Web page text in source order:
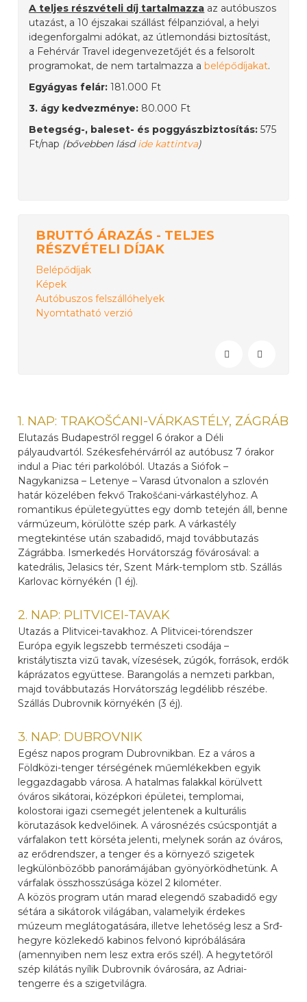
A teljes részvételi díj tartalmazza az autóbuszos
utazást, a 10 éjszakai szállást félpanzióval, a helyi
idegenforgalmi adókat, az útlemondási biztosítást,
a Fehérvár Travel idegenvezetőjét és a felsorolt
programokat, de nem tartalmazza abelépődíjakat.
Egyágyas felár: 181.000 Ft
3. ágy kedvezménye: 80.000 Ft
Betegség-, baleset- és poggyászbiztosítás: 575
Ft/nap (bővebben lásdide kattintva)
BRUTTÓ ÁRAZÁS - TELJES
RÉSZVÉTELI DÍJAK
Belépődíjak
Képek
Autóbuszos felszállóhelyek
Nyomtatható verzió
1. NAP: TRAKOŠĆANI-VÁRKASTÉLY, ZÁGRÁB
Elutazás Budapestről reggel 6 órakor a Déli
pályaudvartól. Székesfehérvárról az autóbusz 7 órakor
indul a Piac téri parkolóból. Utazás a Siófok –
Nagykanizsa – Letenye – Varasd útvonalon a szlovén
határ közelében fekvő Trakošćani-várkastélyhoz. A
romantikus épületegyüttes egy domb tetején áll, benne
vármúzeum, körülötte szép park. A várkastély
megtekintése után szabadidő, majd továbbutazás
Zágrábba. Ismerkedés Horvátország fővárosával: a
katedrális, Jelasics tér, Szent Márk-templom stb. Szállás
Karlovac környékén (1 éj).
2. NAP: PLITVICEI-TAVAK
Utazás a Plitvicei-tavakhoz. A Plitvicei-tórendszer
Európa egyik legszebb természeti csodája –
kristálytiszta vizű tavak, vízesések, zúgók, források, erdők
káprázatos együttese. Barangolás a nemzeti parkban,
majd továbbutazás Horvátország legdélibb részébe.
Szállás Dubrovnik környékén (3 éj).
3. NAP: DUBROVNIK
Egész napos program Dubrovnikban. Ez a város a
Földközi-tenger térségének műemlékekben egyik
leggazdagabb városa. A hatalmas falakkal körülvett
óváros sikátorai, középkori épületei, templomai,
kolostorai igazi csemegét jelentenek a kulturális
körutazások kedvelőinek. A városnézés csúcspontját a
várfalakon tett körséta jelenti, melynek során az óváros,
az erődrendszer, a tenger és a környező szigetek
legkülönbözőbb panorámájában gyönyörködhetünk. A
várfalak összhosszúsága közel 2 kilométer.
A közös program után marad elegendő szabadidő egy
sétára a sikátorok világában, valamelyik érdekes
múzeum meglátogatására, illetve lehetőség lesz a Srđ-
hegyre közlekedő kabinos felvonó kipróbálására
(amennyiben nem lesz extra erős szél). A hegytetőről
szép kilátás nyílik Dubrovnik óvárosára, az Adriai-
tengerre és a szigetvilágra.